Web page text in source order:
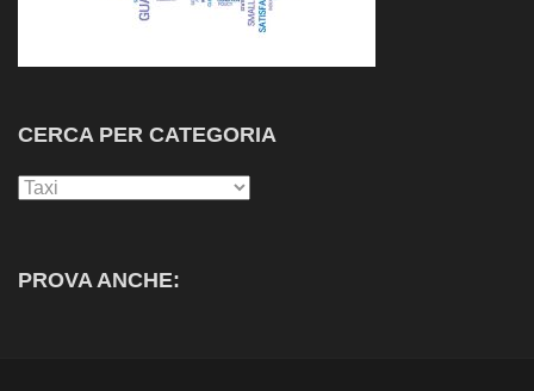
CERCA PER CATEGORIA
Cerca
PROVA ANCHE: